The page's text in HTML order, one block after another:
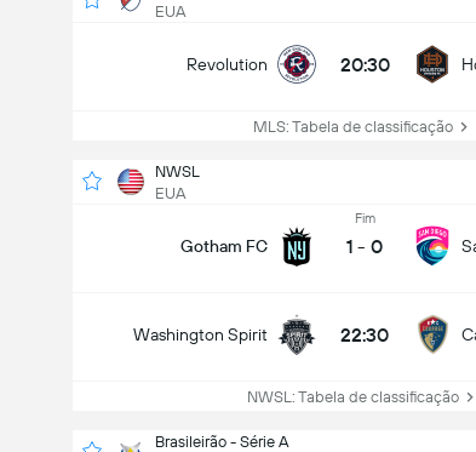
EUA
Revolution 20:30
MLS: Tabela de classificação
NWSL
EUA
Gotham FC
Fim
1 - 0
Washington Spirit 22:30
NWSL: Tabela de classificação
Brasileirão - Série A